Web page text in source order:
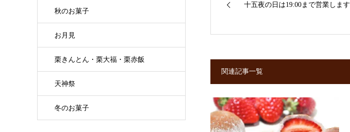
十五夜の日は19:00まで営業します
関連記事一覧
秋のお菓子
お月見
栗きんとん・栗大福・栗赤飯
天神祭
冬のお菓子